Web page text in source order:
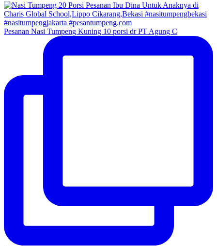
Pesanan Nasi Tumpeng Kuning 10 porsi dr PT Agung C